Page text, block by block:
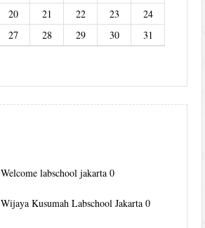
20 21 22 23
24
27 28 29 30
31
Welcome labschool jakarta 0
Wijaya Kusumah Labschool Jakarta 0